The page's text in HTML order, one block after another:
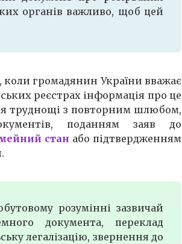
органів важливо, щоб цей
коли громадянин України вважає
реєстрах інформація про це
труднощі з повторним шлюбом,
поданням заяв до
стан або підтвердженням
розумінні зазвичай
документа, переклад
легалізацію, звернення до